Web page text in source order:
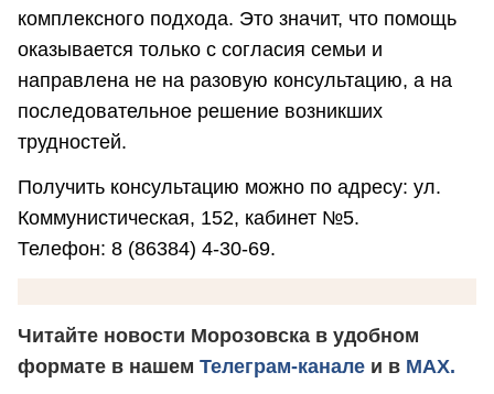
комплексного подхода. Это значит, что помощь
оказывается только с согласия семьи и
направлена не на разовую консультацию, а на
последовательное решение возникших
трудностей.
Получить консультацию можно по адресу: ул.
Коммунистическая, 152, кабинет №5.
Телефон: 8 (86384) 4-30-69.
Читайте новости Морозовска в удобном
формате в нашем Телеграм-канале и в MAX.